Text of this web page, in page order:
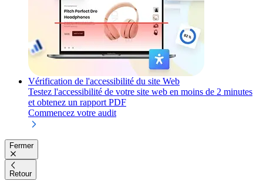
Vérification de l'accessibilité du site Web
Testez l'accessibilité de votre site web en moins de 2 minutes
et obtenez un rapport PDF
Commencez votre audit
Fermer
Retour